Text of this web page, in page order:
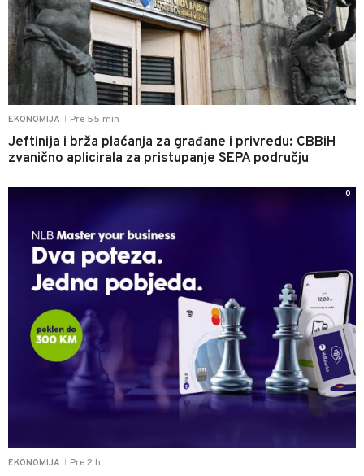
EKONOMIJA Pre 55 min
Jeftinija i brža plaćanja za građane i privredu: CBBiH
zvanično aplicirala za pristupanje SEPA području
EKONOMIJA Pre 2 h
0